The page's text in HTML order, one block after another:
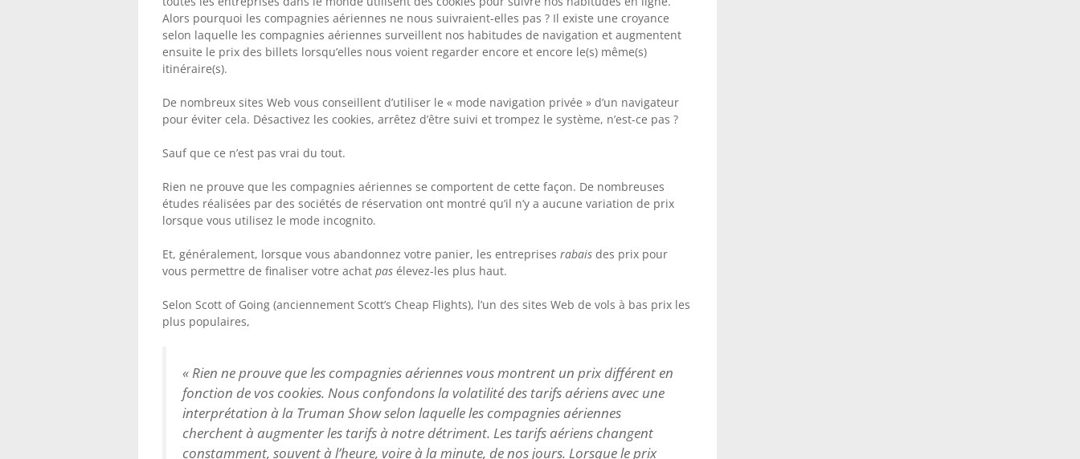
Alors pourquoi les compagnies aériennes ne nous suivraient-elles pas ? Il existe une croyance
selon laquelle les compagnies aériennes surveillent nos habitudes de navigation et augmentent
ensuite le prix des billets lorsqu’elles nous voient regarder encore et encore le(s) même(s)
itinéraire(s).
De nombreux sites Web vous conseillent d’utiliser le « mode navigation privée » d’un navigateur
pour éviter cela. Désactivez les cookies, arrêtez d’être suivi et trompez le système, n’est-ce pas ?
Sauf que ce n’est pas vrai du tout.
Rien ne prouve que les compagnies aériennes se comportent de cette façon. De nombreuses
études réalisées par des sociétés de réservation ont montré qu’il n’y a aucune variation de prix
lorsque vous utilisez le mode incognito.
Et, généralement, lorsque vous abandonnez votre panier, les entreprises rabais des prix pour
vous permettre de finaliser votre achat pas élevez-les plus haut.
Selon Scott of Going (anciennement Scott’s Cheap Flights), l’un des sites Web de vols à bas prix les
plus populaires,
« Rien ne prouve que les compagnies aériennes vous montrent un prix différent en
fonction de vos cookies. Nous confondons la volatilité des tarifs aériens avec une
interprétation à la Truman Show selon laquelle les compagnies aériennes
cherchent à augmenter les tarifs à notre détriment. Les tarifs aériens changent
constamment, souvent à l’heure, voire à la minute, de nos jours. Lorsque le prix